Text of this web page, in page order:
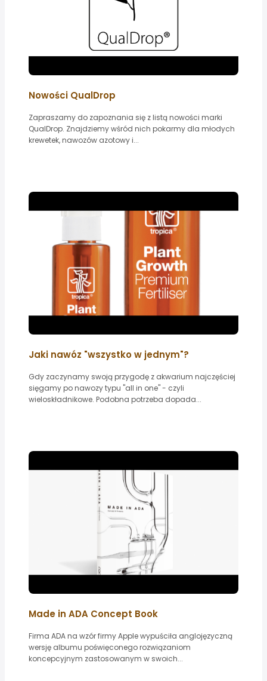
Nowości QualDrop
Zapraszamy do zapoznania się z listą nowości marki
QualDrop. Znajdziemy wśród nich pokarmy dla młodych
krewetek, nawozów azotowy i...
Jaki nawóz "wszystko w jednym"?
Gdy zaczynamy swoją przygodę z akwarium najczęściej
sięgamy po nawozy typu "all in one" - czyli
wieloskładnikowe. Podobna potrzeba dopada...
Made in ADA Concept Book
Firma ADA na wzór firmy Apple wypuściła anglojęzyczną
wersję albumu poświęconego rozwiązaniom
koncepcyjnym zastosowanym w swoich...